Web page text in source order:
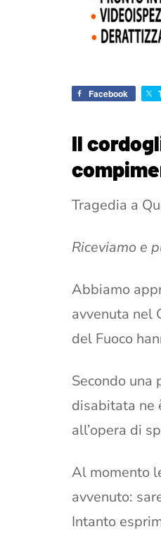
Facebook
Il
Tragedia a
Riceviamo e
Abbiamo
avvenuta nel
del Fuoco
Secondo una
disabitata ne
all’opera di
Al momento
avvenuto:
Intanto